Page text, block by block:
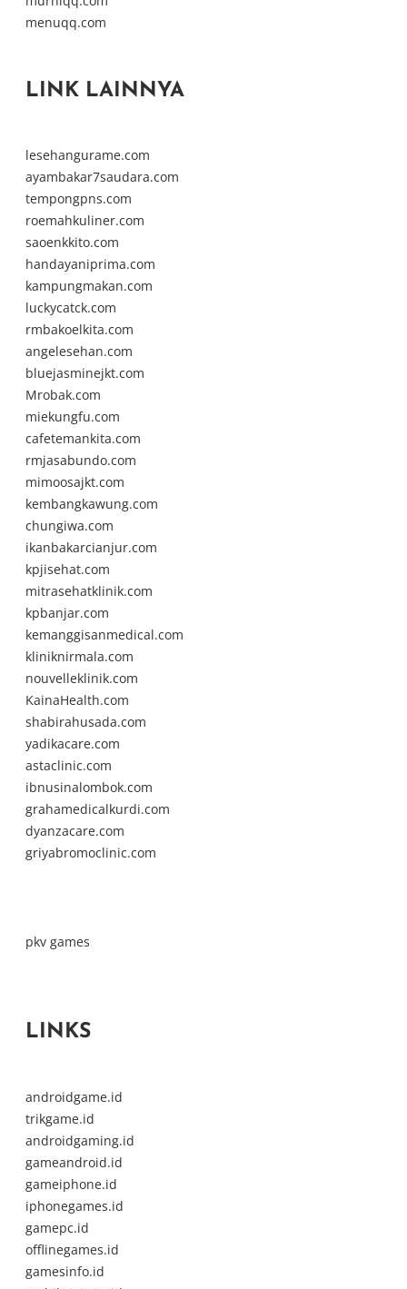
menuqq.com
LINK LAINNYA
lesehangurame.com
ayambakar7saudara.com
tempongpns.com
roemahkuliner.com
saoenkkito.com
handayaniprima.com
kampungmakan.com
luckycatck.com
rmbakoelkita.com
angelesehan.com
bluejasminejkt.com
Mrobak.com
miekungfu.com
cafetemankita.com
rmjasabundo.com
mimoosajkt.com
kembangkawung.com
chungiwa.com
ikanbakarcianjur.com
kpjisehat.com
mitrasehatklinik.com
kpbanjar.com
kemanggisanmedical.com
kliniknirmala.com
nouvelleklinik.com
KainaHealth.com
shabirahusada.com
yadikacare.com
astaclinic.com
ibnusinalombok.com
grahamedicalkurdi.com
dyanzacare.com
griyabromoclinic.com
pkv games
LINKS
androidgame.id
trikgame.id
androidgaming.id
gameandroid.id
gameiphone.id
iphonegames.id
gamepc.id
offlinegames.id
gamesinfo.id